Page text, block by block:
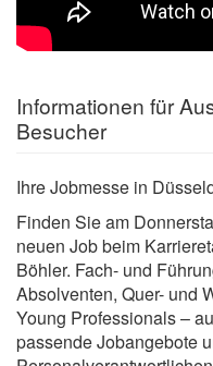
Informationen für
Besucher
Ihre Jobmesse in
Finden Sie am
neuen Job beim
Böhler. Fach- und
Absolventen, Quer- und
Young Professionals –
passende Jobangebote